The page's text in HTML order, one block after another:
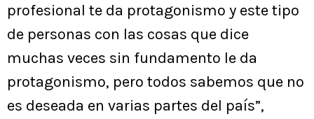
profesional te da protagonismo y este tipo
de personas con las cosas que dice
muchas veces sin fundamento le da
protagonismo, pero todos sabemos que no
es deseada en varias partes del país”,